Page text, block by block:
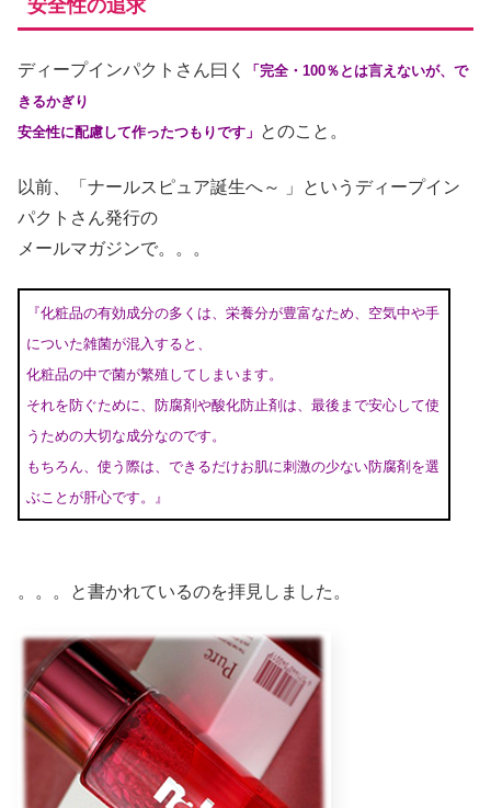
安全性の追求
ディープインパクトさん曰く
「完全・100％とは言えないが、で
きるかぎり
安全性に配慮して作ったつもりです」 とのこと。
以前、「ナールスピュア誕生へ～ 」というディープイン
パクトさん発行の
メールマガジンで。。。
『化粧品の有効成分の多くは、栄養分が豊富なため、空気中や手
についた雑菌が混入すると、
化粧品の中で菌が繁殖してしまいます。
それを防ぐために、防腐剤や酸化防止剤は、最後まで安心して使
うための大切な成分なのです。
もちろん、使う際は、できるだけお肌に刺激の少ない防腐剤を選
ぶことが肝心です。』
。。。と書かれているのを拝見しました。